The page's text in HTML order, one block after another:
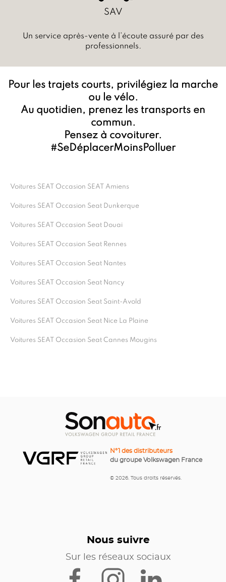
SAV
Un service après-vente à l’écoute assuré par des
professionnels.
Pour les trajets courts, privilégiez la marche
ou le vélo.
Au quotidien, prenez les transports en
commun.
Pensez à covoiturer.
#SeDéplacerMoinsPolluer
Voitures SEAT Occasion SEAT Amiens
Voitures SEAT Occasion Seat Dunkerque
Voitures SEAT Occasion Seat Douai
Voitures SEAT Occasion Seat Rennes
Voitures SEAT Occasion Seat Nantes
Voitures SEAT Occasion Seat Nancy
Voitures SEAT Occasion Seat Saint-Avold
Voitures SEAT Occasion Seat Nice La Plaine
Voitures SEAT Occasion Seat Cannes Mougins
N°1 des distributeurs
du groupe Volkswagen France
© 2026. Tous droits réservés.
Nous suivre
Sur les réseaux sociaux